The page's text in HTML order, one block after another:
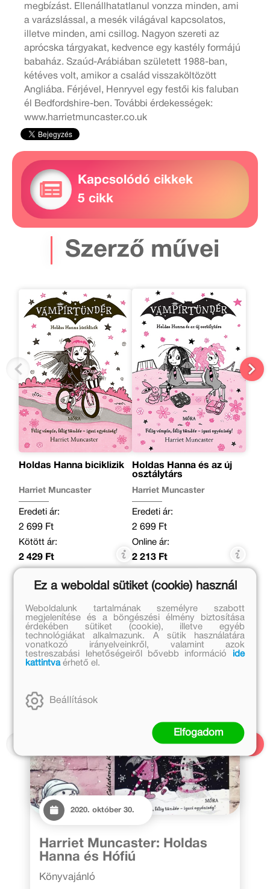
megbízást. Ellenállhatatlanul vonzza minden, ami
a varázslással, a mesék világával kapcsolatos,
illetve minden, ami csillog. Nagyon szereti az
aprócska tárgyakat, kedvence egy kastély formájú
babaház. Szaúd-Arábiában született 1988-ban,
kétéves volt, amikor a család visszaköltözött
Angliába. Férjével, Henryvel egy festői kis faluban
él Bedfordshire-ben. További érdekességek:
www.harrietmuncaster.co.uk
Kapcsolódó cikkek
5 cikk
Szerző művei
Holdas Hanna biciklizik
Harriet Muncaster
Eredeti ár:
2 699 Ft
Kötött ár:
2 429 Ft
Kosárba
Holdas Hanna és az új
osztálytárs
Harriet Muncaster
Eredeti ár:
2 699 Ft
Online ár:
2 213 Ft
Kosárba
Kapcsolódó cikkek
2020. október 30.
Harriet Muncaster: Holdas
Hanna és Hófiú
Könyvajánló
Ez a weboldal sütiket (cookie) használ
Weboldalunk tartalmának személyre szabott
megjelenítése és a böngészési élmény biztosítása
érdekében sütiket (cookie), illetve egyéb
technológiákat alkalmazunk. A sütik használatára
vonatkozó irányelveinkről, valamint azok
testreszabási lehetőségeiről bővebb információ
ide
kattintvaérhető el.
Beállítások
Elfogadom